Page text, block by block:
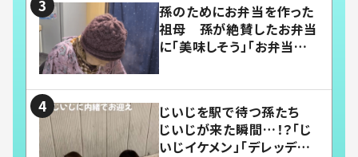
孫のためにお弁当を作った
祖母 孫が絶賛したお弁当
に「美味しそう」「お弁当すご
じいじを駅で待つ孫たち
じいじが来た瞬間…！？「じ
いじイケメン」「デレッデレ」